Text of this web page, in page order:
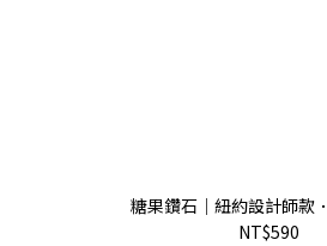
糖果鑽石｜紐約設計師款
NT$590